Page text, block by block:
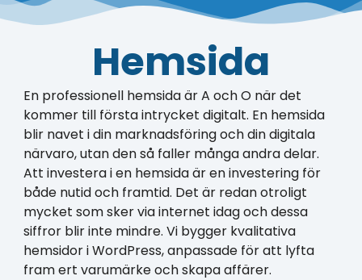
Hemsida
En professionell hemsida är A och O när det
kommer till första intrycket digitalt. En hemsida
blir navet i din marknadsföring och din digitala
närvaro, utan den så faller många andra delar.
Att investera i en hemsida är en investering för
både nutid och framtid. Det är redan otroligt
mycket som sker via internet idag och dessa
siffror blir inte mindre. Vi bygger kvalitativa
hemsidor i WordPress, anpassade för att lyfta
fram ert varumärke och skapa affärer.